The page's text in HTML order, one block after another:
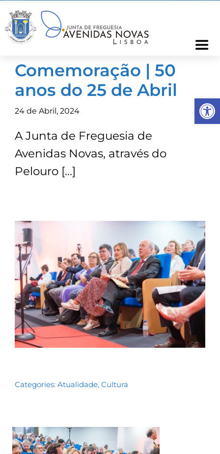
content
Freguesia
Informações
Notícias
Contactos
TRANSPARÊNCIA
Comemoração | 50
anos do 25 de Abril
24 de Abril, 2024
A Junta de Freguesia de
Avenidas Novas, através do
Pelouro […]
Categories: Atualidade, Cultura